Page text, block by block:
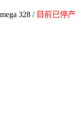
328 / 目前已停产